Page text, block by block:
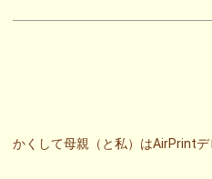
かくして母親（と私）はAirPrintデ